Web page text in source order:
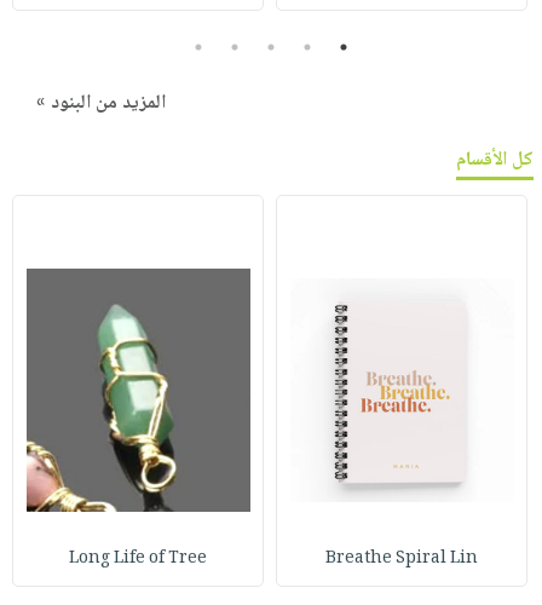
1
2
3
4
5
المزيد من البنود »
كل الأقسام
Breathe Spiral Lin
Long Life of Tree